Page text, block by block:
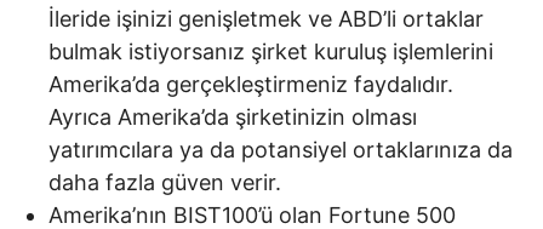
İleride işinizi genişletmek ve ABD’li ortaklar
bulmak istiyorsanız şirket kuruluş işlemlerini
Amerika’da gerçekleştirmeniz faydalıdır.
Ayrıca Amerika’da şirketinizin olması
yatırımcılara ya da potansiyel ortaklarınıza da
daha fazla güven verir.
Amerika’nın BIST100’ü olan Fortune 500